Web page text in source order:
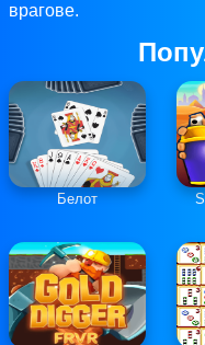
врагове.
Белот